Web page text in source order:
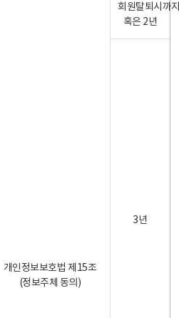
개인정보보호법 제15조
(정보주체 동의)
회원탈퇴시까
혹은 2년
3년